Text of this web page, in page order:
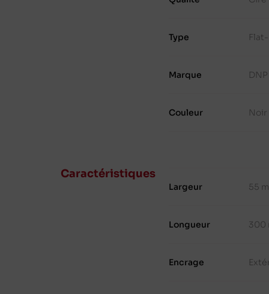
Type
Marque DNP
Couleur Noir
Caractéristiques
Largeur 55
Longueur 300
Encrage